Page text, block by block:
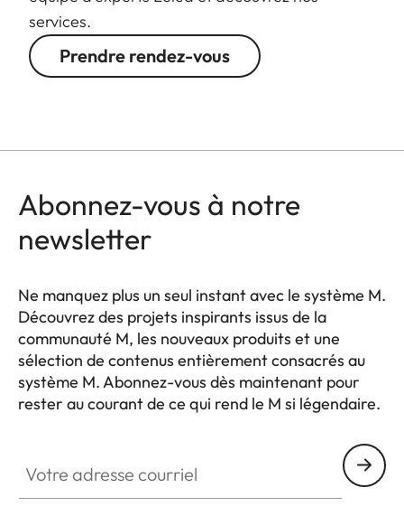
services.
Prendre rendez-vous
Abonnez-vous à notre
newsletter
Ne manquez plus un seul instant avec le système M.
Découvrez des projets inspirants issus de la
communauté M, les nouveaux produits et une
sélection de contenus entièrement consacrés au
système M. Abonnez-vous dès maintenant pour
rester au courant de ce qui rend le M si légendaire.